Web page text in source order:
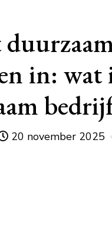
in: wat
20 november 2025